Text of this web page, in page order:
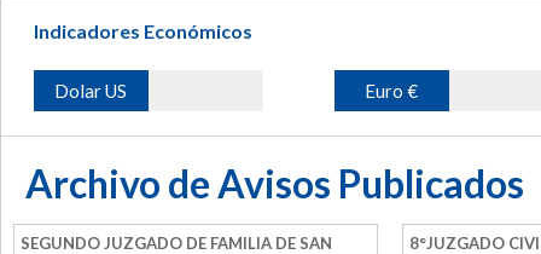
Indicadores Económicos
Dolar US Euro €
Archivo de Avisos Publicados
SEGUNDO JUZGADO DE FAMILIA DE SAN
8°JUZGADO